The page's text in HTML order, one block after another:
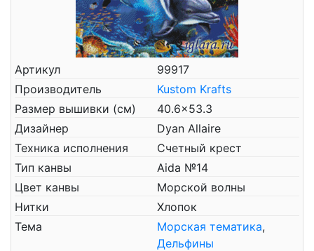
Артикул
99917
Производитель
Kustom Krafts
Размер вышивки (см)
40.6x53.3
Дизайнер
Dyan Allaire
Техника исполнения
Счетный крест
Тип канвы
Aida №14
Цвет канвы
Морской волны
Нитки
Хлопок
Тема
Морская тематика,
Дельфины